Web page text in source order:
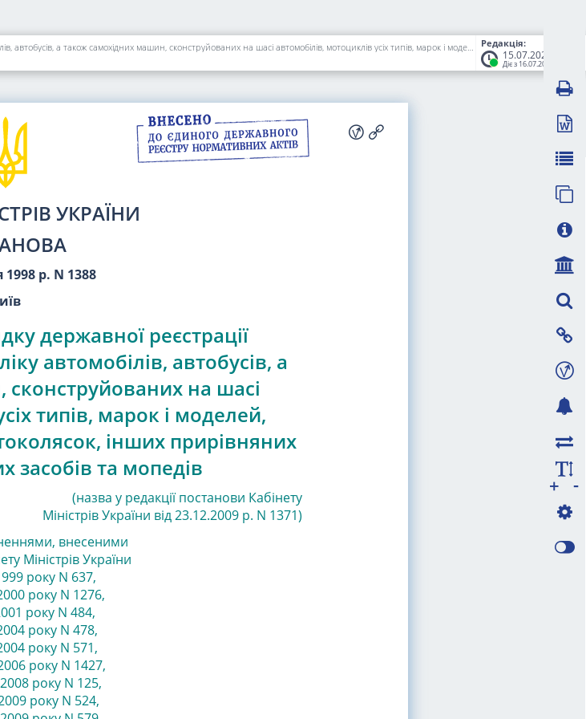
Редакція:
15.07.2026
Діє з 16.07.2026
Про затвердження Порядку державної реєстрації (перереєстрації), зняття з обліку автомобілів, автобусів, а також самохідних машин, сконструйованих на шасі автомобілів, мотоциклів усіх типів, марок і моделей, причепів, напівпричепів, мотоколясок, інших прирівняних до них транспортних засобів та мопедів
УКРАЇНИ
1998 р. N 1388
державної реєстрації
автомобілів, автобусів, а
на шасі
типів, марок і моделей,
інших прирівняних
засобів та мопедів
(назва у редакції постанови Кабінету
Міністрів України від 23.12.2009 р. N 1371)
внесеними
Міністрів України
року N 637,
року N 1276,
року N 484,
року N 478,
року N 571,
року N 1427,
року N 125,
року N 524,
-
+